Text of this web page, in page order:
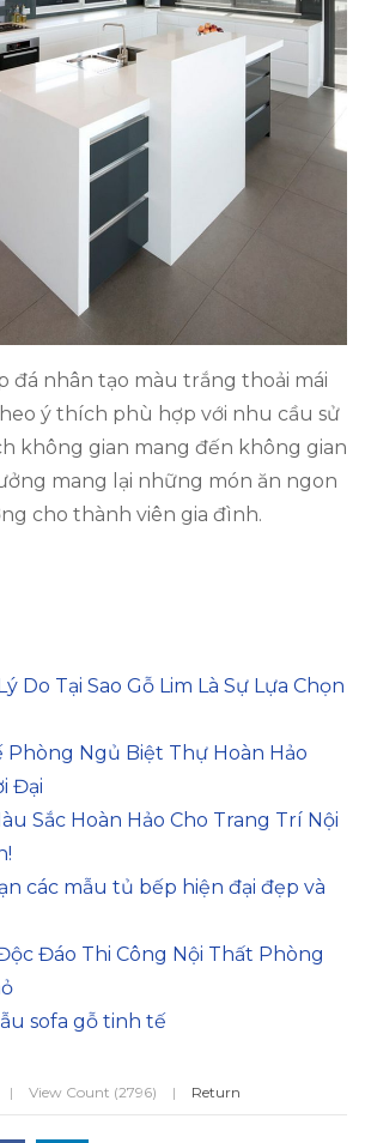
đá nhân tạo màu trắng thoải mái
ý thích phù hợp với nhu cầu sử
không gian mang đến không gian
mang lại những món ăn ngon
cho thành viên gia đình.
Do Tại Sao Gỗ Lim Là Sự Lựa Chọn
Phòng Ngủ Biệt Thự Hoàn Hảo
Đại
Sắc Hoàn Hảo Cho Trang Trí Nội
các mẫu tủ bếp hiện đại đẹp và
Đáo Thi Công Nội Thất Phòng
sofa gỗ tinh tế
| View Count (2796) | Return